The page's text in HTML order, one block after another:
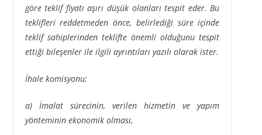
göre teklif fiyatı aşırı düşük olanları tespit eder. Bu
teklifleri reddetmeden önce, belirlediği süre içinde
teklif sahiplerinden teklifte önemli olduğunu tespit
ettiği bileşenler ile ilgili ayrıntıları yazılı olarak ister.
İhale komisyonu;
a) İmalat sürecinin, verilen hizmetin ve yapım
yönteminin ekonomik olması,